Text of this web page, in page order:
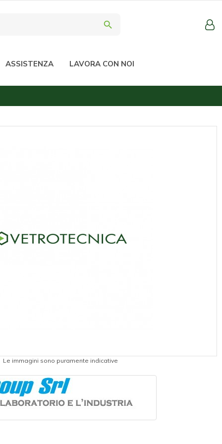
search
ASSISTENZA LAVORA CON NOI
Le immagini sono puramente indicative